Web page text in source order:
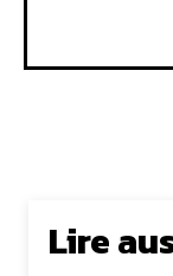
Lire